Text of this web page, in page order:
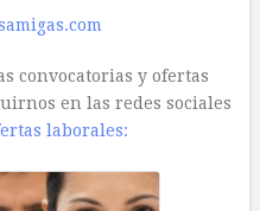
convocatorias y ofertas
en las redes sociales
laborales: